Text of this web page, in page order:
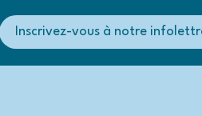
Inscrivez-vous à notre